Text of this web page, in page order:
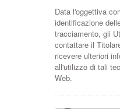
Data l'oggettiva
identificazione
tracciamento, gli
contattare il
ricevere ulteriori
all'utilizzo di tali
Web.